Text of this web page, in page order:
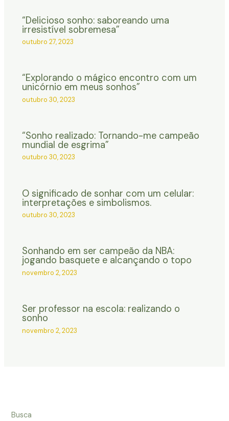
“Delicioso sonho: saboreando uma
irresistível sobremesa”
outubro 27, 2023
“Explorando o mágico encontro com um
unicórnio em meus sonhos”
outubro 30, 2023
“Sonho realizado: Tornando-me campeão
mundial de esgrima”
outubro 30, 2023
O significado de sonhar com um celular:
interpretações e simbolismos.
outubro 30, 2023
Sonhando em ser campeão da NBA:
jogando basquete e alcançando o topo
novembro 2, 2023
Ser professor na escola: realizando o
sonho
novembro 2, 2023
Busca